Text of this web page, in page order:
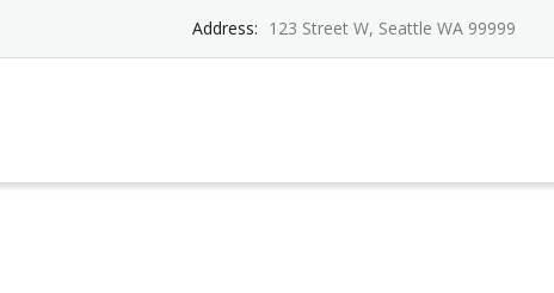
Address: 123 Street W, Seattle WA 99999